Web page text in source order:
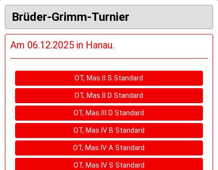
Brüder-Grimm-Turnier
Am 06.12.2025 in Hanau.
OT, Mas.II S Standard
OT, Mas.II D Standard
OT, Mas.III D Standard
OT, Mas.IV B Standard
OT, Mas.IV A Standard
OT, Mas.IV S Standard